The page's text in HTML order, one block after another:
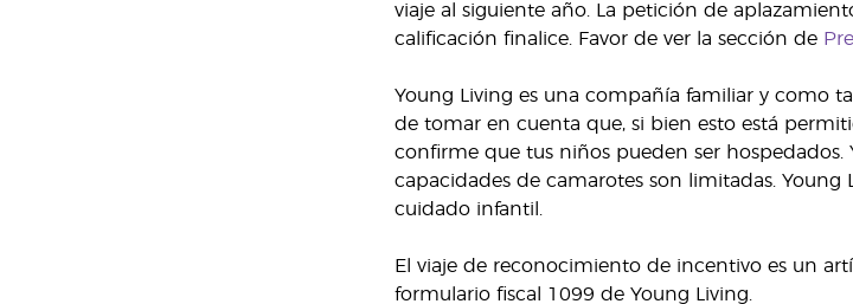
viaje al siguiente año. La petición de
calificación finalice. Favor de ver la sección de
Young Living es una compañía familiar y como
de tomar en cuenta que, si bien esto está
confirme que tus niños pueden ser hospedados.
capacidades de camarotes son limitadas.
cuidado infantil.
El viaje de reconocimiento de incentivo es un
formulario fiscal 1099 de Young Living.